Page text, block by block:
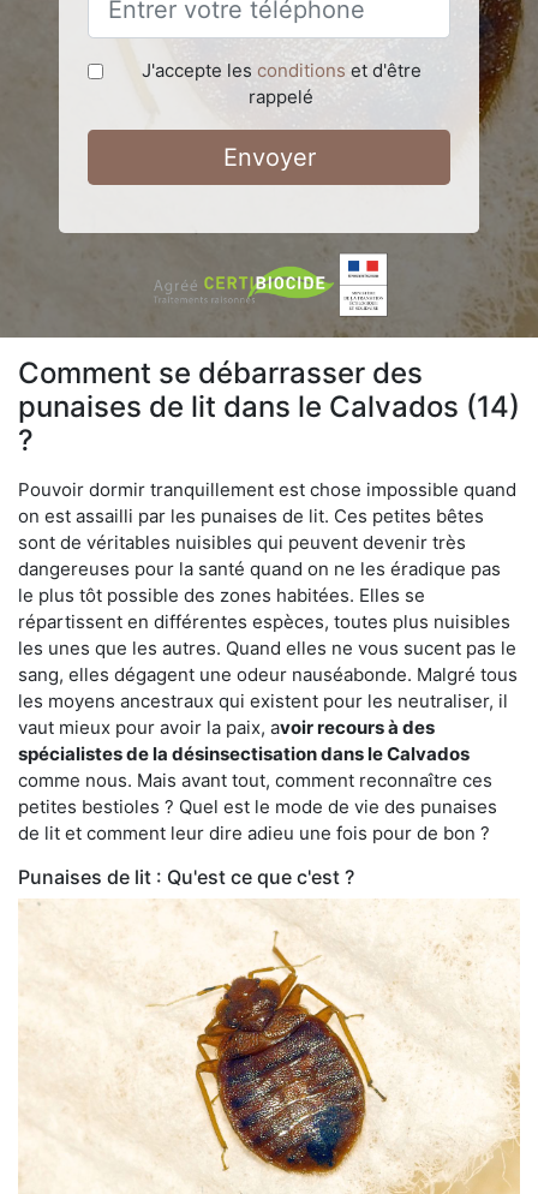
J'accepte les conditions et d'être
rappelé
Envoyer
Comment se débarrasser des
punaises de lit dans le Calvados (14)
?
Pouvoir dormir tranquillement est chose impossible quand
on est assailli par les punaises de lit. Ces petites bêtes
sont de véritables nuisibles qui peuvent devenir très
dangereuses pour la santé quand on ne les éradique pas
le plus tôt possible des zones habitées. Elles se
répartissent en différentes espèces, toutes plus nuisibles
les unes que les autres. Quand elles ne vous sucent pas le
sang, elles dégagent une odeur nauséabonde. Malgré tous
les moyens ancestraux qui existent pour les neutraliser, il
vaut mieux pour avoir la paix, avoir recours à des
spécialistes de la désinsectisation dans le Calvados
comme nous. Mais avant tout, comment reconnaître ces
petites bestioles ? Quel est le mode de vie des punaises
de lit et comment leur dire adieu une fois pour de bon ?
Punaises de lit : Qu'est ce que c'est ?